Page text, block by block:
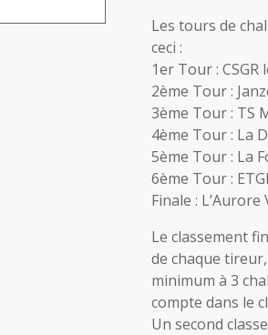
Les tours de
ceci :
1er Tour :
2ème Tour :
3ème Tour : TS
4ème Tour : La
5ème Tour : La
6ème Tour :
Finale :
Le classement
de chaque
minimum à 3
compte dans le
Un second